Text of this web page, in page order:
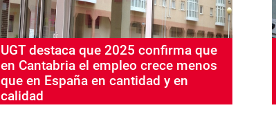
UGT destaca que 2025 confirma que
en Cantabria el empleo crece menos
que en España en cantidad y en
calidad